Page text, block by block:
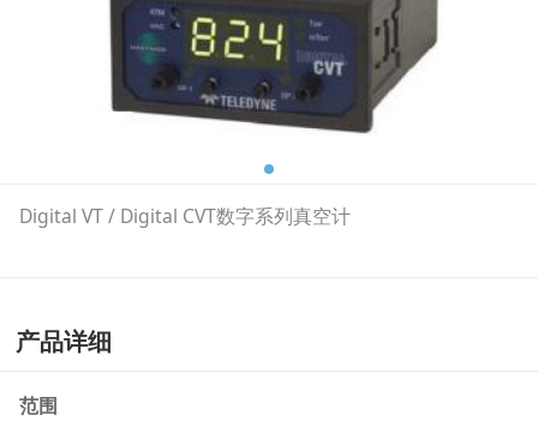
Digital VT / Digital CVT数字系列真空计
产品详细
范围